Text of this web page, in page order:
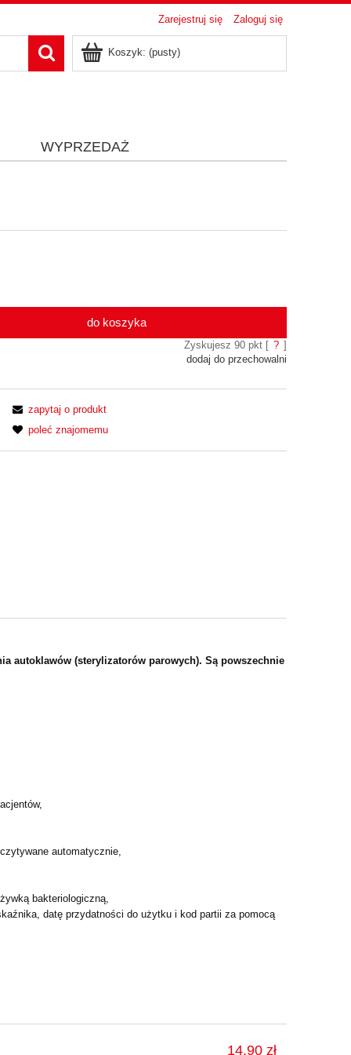
Zarejestruj się Zaloguj się
Koszyk: (pusty)
WYPRZEDAŻ
do koszyka
Zyskujesz 90pkt [ ? ]
dodaj do przechowalni
zapytaj o produkt
poleć znajomemu
autoklawów (sterylizatorów parowych). Są powszechnie
automatycznie,
bakteriologiczną,
datę przydatności do użytku i kod partii za pomocą
14,90 zł